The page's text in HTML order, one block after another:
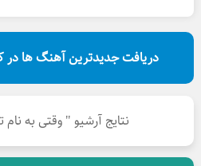
دریافت جدیدترین آهنگ ها در
نتایج آرشیو " وقتی به